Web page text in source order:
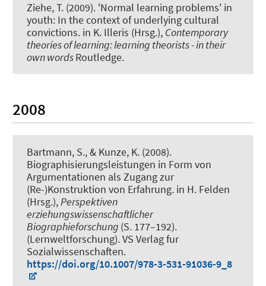
Ziehe, T. (2009). 'Normal learning problems' in
youth: In the context of underlying cultural
convictions. in K. Illeris (Hrsg.), Contemporary
theories of learning: learning theorists - in their
own wordsRoutledge.
2008
Bartmann, S., & Kunze, K. (2008).
Biographisierungsleistungen in Form von
Argumentationen als Zugang zur
(Re-)Konstruktion von Erfahrung. in H. Felden
(Hrsg.), Perspektiven
erziehungswissenschaftlicher
Biographieforschung (S. 177–192).
(Lernweltforschung). VS Verlag fur
Sozialwissenschaften.
https://doi.org/10.1007/978-3-531-91036-9_8